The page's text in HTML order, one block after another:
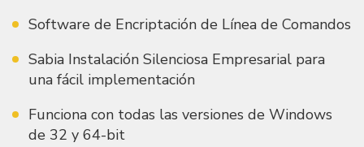
Software de Encriptación de Línea de Comandos
Sabia Instalación Silenciosa Empresarial para
una fácil implementación
Funciona con todas las versiones de Windows
de 32 y 64-bit